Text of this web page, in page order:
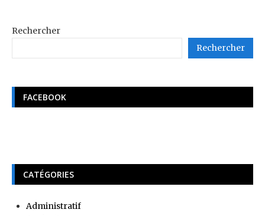
Rechercher
Rechercher
FACEBOOK
CATÉGORIES
Administratif